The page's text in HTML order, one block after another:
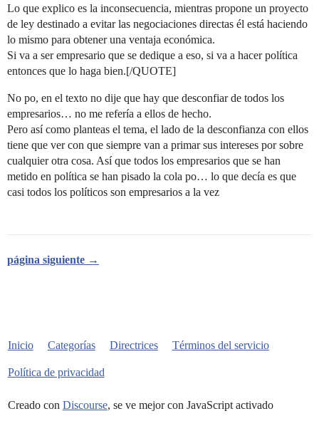
Lo que explico es la inconsecuencia, mientras propone un proyecto
de ley destinado a evitar las negociaciones directas él está haciendo
lo mismo para obtener una ventaja económica.
Si va a ser empresario que se dedique a eso, si va a hacer política
entonces que lo haga bien.[/QUOTE]
No po, en el texto no dije que hay que desconfiar de todos los
empresarios… no me refería a ellos de hecho.
Pero así como planteas el tema, el lado de la desconfianza con ellos
tiene que ver con que siempre van a primar sus intereses por sobre
cualquier otra cosa. Así que todos los empresarios que se han
metido en política se han pisado la cola po… lo que decía es que
casi todos los políticos son empresarios a la vez
página siguiente →
Inicio Categorías Directrices Términos del servicio
Política de privacidad
Creado con Discourse, se ve mejor con JavaScript activado